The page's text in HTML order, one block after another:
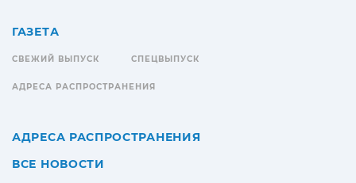
ГАЗЕТА
СВЕЖИЙ ВЫПУСК СПЕЦВЫПУСК
АДРЕСА РАСПРОСТРАНЕНИЯ
АДРЕСА РАСПРОСТРАНЕНИЯ
ВСЕ НОВОСТИ